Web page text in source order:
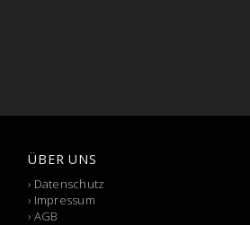
ÜBER UNS
› Datenschutz
› Impressum
› AGB